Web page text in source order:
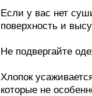
Если у вас нет
поверхность и
Не подвергайте
Хлопок
которые не